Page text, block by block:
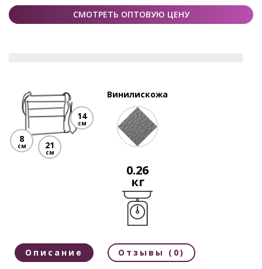
СМОТРЕТЬ ОПТОВУЮ ЦЕНУ
8
см
14
см
21
см
Винилискожа
0.26
кг
Описание Отзывы (0)